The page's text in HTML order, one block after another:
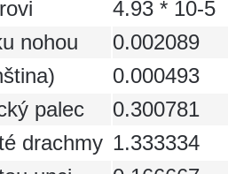
4.93 * 10-5
nohou
0.002089
0.000493
palec
0.300781
drachmy 1.333334